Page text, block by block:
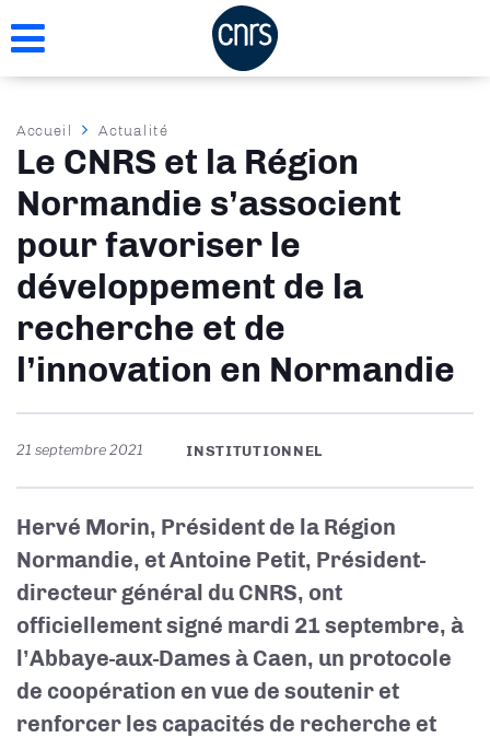
au
Fil
d'Ariane
Accueil Actualité
Le CNRS et la Région
Normandie s’associent
pour favoriser le
développement de la
recherche et de
l’innovation en Normandie
21 septembre 2021 INSTITUTIONNEL
Hervé Morin, Président de la Région
Normandie, et Antoine Petit, Président-
directeur général du CNRS, ont
officiellement signé mardi 21 septembre, à
l’Abbaye-aux-Dames à Caen, un protocole
de coopération en vue de soutenir et
renforcer les capacités de recherche et